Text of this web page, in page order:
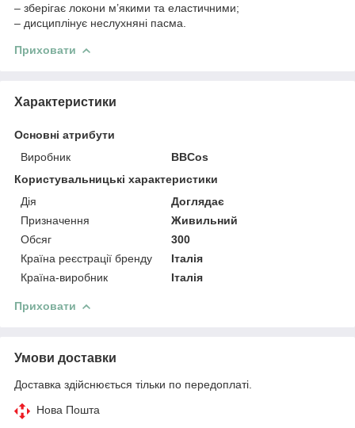
– зберігає локони м’якими та еластичними;
– дисциплінує неслухняні пасма.
Приховати
Характеристики
Основні атрибути
Виробник
BBCos
Користувальницькі характеристики
Дія
Доглядає
Призначення
Живильний
Обсяг
300
Країна реєстрації бренду
Італія
Країна-виробник
Італія
Приховати
Умови доставки
Доставка здійснюється тільки по передоплаті.
Нова Пошта